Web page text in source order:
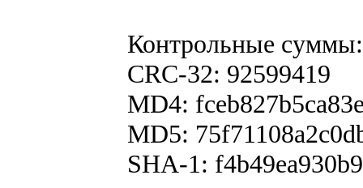
Контрольные суммы:
CRC-32: 92599419
MD4:
MD5:
SHA-1: